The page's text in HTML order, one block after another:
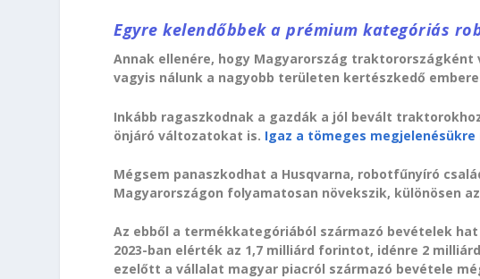
Egyre kelendőbbek a prémium kategóriás
Annak ellenére, hogy Magyarország
vagyis nálunk a nagyobb területen kertészkedő
Inkább ragaszkodnak a gazdák a jól bevált
önjáró változatokat is. Igaz a tömeges
Mégsem panaszkodhat a Husqvarna, robotfűnyíró
Magyarországon folyamatosan növekszik, különösen
Az ebből a termékkategóriából származó bevételek
2023-ban elérték az 1,7 milliárd forintot, idénre 2
ezelőtt a vállalat magyar piacról származó bevétele